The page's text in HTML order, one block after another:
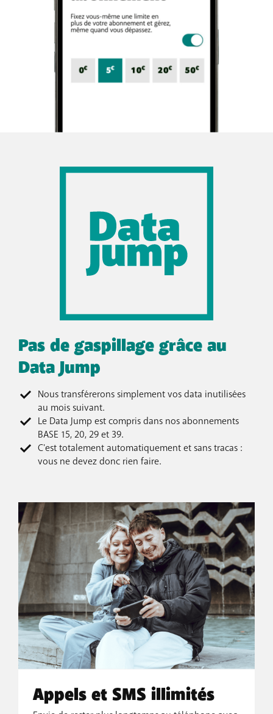
Pas de gaspillage grâce au
Data Jump
Nous transférerons simplement vos data inutilisées
au mois suivant.
Le Data Jump est compris dans nos abonnements
BASE 15, 20, 29 et 39.
C'est totalement automatiquement et sans tracas :
vous ne devez donc rien faire.
Appels et SMS illimités